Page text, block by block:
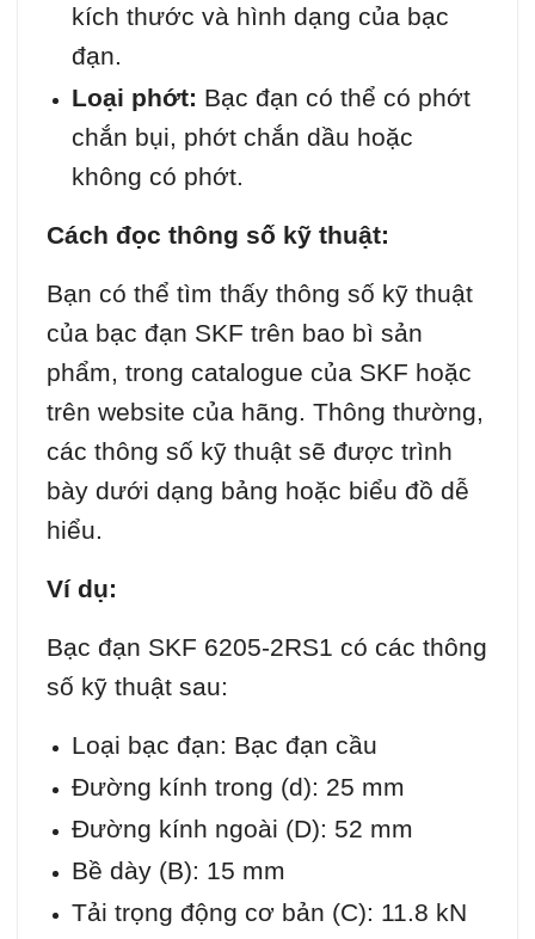
kích thước và hình dạng của bạc
đạn.
Loại phớt: Bạc đạn có thể có phớt
chắn bụi, phớt chắn dầu hoặc
không có phớt.
Cách đọc thông số kỹ thuật:
Bạn có thể tìm thấy thông số kỹ thuật
của bạc đạn SKF trên bao bì sản
phẩm, trong catalogue của SKF hoặc
trên website của hãng. Thông thường,
các thông số kỹ thuật sẽ được trình
bày dưới dạng bảng hoặc biểu đồ dễ
hiểu.
Ví dụ:
Bạc đạn SKF 6205-2RS1 có các thông
số kỹ thuật sau:
Loại bạc đạn: Bạc đạn cầu
Đường kính trong (d): 25 mm
Đường kính ngoài (D): 52 mm
Bề dày (B): 15 mm
Tải trọng động cơ bản (C): 11.8 kN